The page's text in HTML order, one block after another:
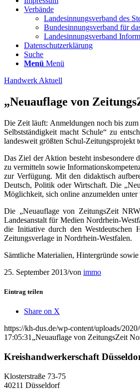
Verbände
Landesinnungsverband des
Bundesinnungsverband für
Landesinnungsverband
Datenschutzerklärung
Suche
Menü Menü
Handwerk Aktuell
„Neuauflage von
Die Zeit läuft: Anmeldungen noch bis
Selbstständigkeit macht Schule“ zu
landesweit größten Schul-Zeitungsprojekt
Das Ziel der Aktion besteht insbesondere
zu vermitteln sowie
zur Verfügung. Mit den didaktisch
Deutsch, Politik oder Wirtschaft. Die
Möglichkeit, sich online anzumelden
Die „Neuauflage von ZeitungsZeit
Landesanstalt für Medien Nordrhein-
die Initiative durch den Westdeutschen
Zeitungsverlage in Nordrhein-Westfalen.
Sämtliche Materialien, Hintergründe
25. September 2013/von immo
Eintrag teilen
Share on X
https://kh-dus.de/wp-content/uploads/
17:05:31 „Neuauflage von ZeitungsZeit
Kreishandwerkerschaft
Klosterstraße 73-75
40211 Düsseldorf